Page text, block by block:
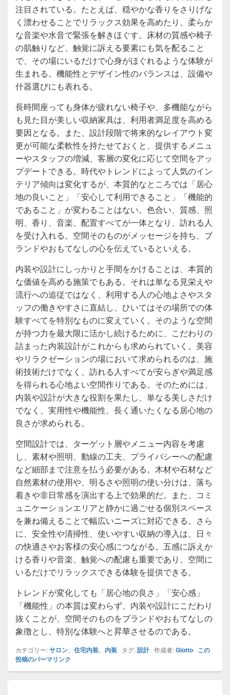
注目されている。たとえば、穏やかな香りをさりげな
く漂わせることでリラックス効果を高めたり、柔らか
な音楽や水音で緊張を解きほぐす。床材の質感や椅子
の肌触りなど、触覚に訴える要素にも気を配ること
で、その場にいるだけで心身がほぐれるような体験が
生まれる。機能性とデザイン性のバランスは、設備や
什器選びにも表れる。
長時間座っても身体が疲れない椅子や、多機能ながら
も見た目が美しい収納家具は、利用者満足度を高める
要因となる。また、設計段階で将来的なレイアウト変
更が可能な柔軟性を持たせておくと、提供するメニュ
ーやスタッフの増減、客層の変化に応じて空間をアッ
プデートできる。時代やトレンドによって人気のイン
テリア傾向は変化するが、本質的なところでは「居心
地の良いこと」「安心して利用できること」「機能的
であること」が変わることはない。色合い、質感、照
明、香り、音楽、配置すべてが一体となり、訪れる人
を受け入れる。空間そのものがメッセージを持ち、ブ
ランドやおもてなしの心を伝えているといえる。
内装や設計にしっかりと手間をかけることは、本質的
な価値を高める施策でもある。それは単なる見栄えや
流行への追従ではなく、利用する人の心地よさやスタ
ッフの働きやすさに直結し、ひいてはその場所での体
験すべてを特別なものに変えていく。そのような空間
が持つ力を最大限に活かし続けるために、こだわりの
詰まった内装設計がこれからも求められていく。美容
やリラクゼーションの場において求められるのは、施
術技術だけでなく、訪れる人すべてが安らぎや満足感
を得られる心地よい空間作りである。そのためには、
内装や設計が大きな役割を果たし、単なる美しさだけ
でなく、実用性や機能性、長く通いたくなる居心地の
良さが求められる。
空間設計では、ターゲット層やメニュー内容を考慮
し、素材や照明、動線の工夫、プライバシーへの配慮
など細部まで注意を払う必要がある。木材や石材など
自然素材の使用や、明るさや照明の使い分けは、落ち
着きや非日常感を演出する上で効果的だ。また、コミ
ュニケーションエリアと静かに過ごせる個別スペース
を兼ね備えることで幅広いニーズに対応できる。さら
に、安全性や清掃性、使いやすい収納の導入は、日々
の快適さやお客様の安心感につながる。五感に訴えか
ける香りや音楽、触覚への配慮も重要であり、空間に
いるだけでリラックスできる体験を提供できる。
トレンドが変化しても「居心地の良さ」「安心感」
「機能性」の本質は変わらず、内装や設計にこだわり
抜くことが、空間そのものをブランドやおもてなしの
象徴とし、特別な体験へと昇華させるのである。
カテゴリー:サロン 住宅内装 内装 タグ:設計作成者:Giotto この
投稿のパーマリンク